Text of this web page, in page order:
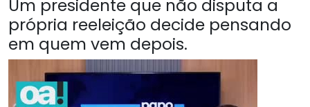
Um presidente que não disputa a
própria reeleição decide pensando
em quem vem depois.